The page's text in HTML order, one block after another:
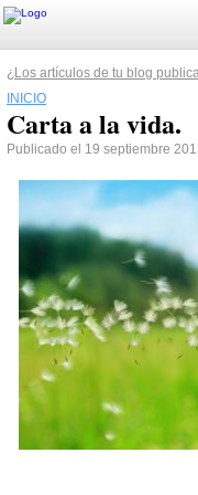
¿Los artículos de tu blog
INICIO
Carta a la vida.
Publicado el 19 septiembre